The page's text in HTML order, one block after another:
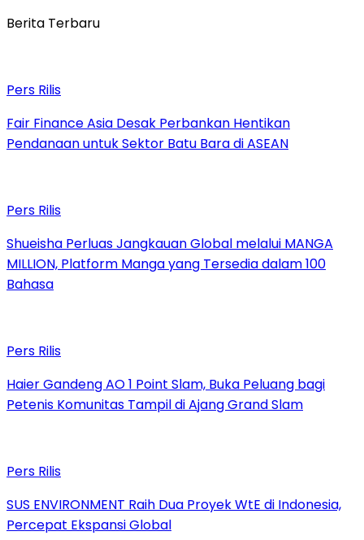
Berita Terbaru
Pers Rilis
Fair Finance Asia Desak Perbankan Hentikan
Pendanaan untuk Sektor Batu Bara di ASEAN
Pers Rilis
Shueisha Perluas Jangkauan Global melalui MANGA
MILLION, Platform Manga yang Tersedia dalam 100
Bahasa
Pers Rilis
Haier Gandeng AO 1 Point Slam, Buka Peluang bagi
Petenis Komunitas Tampil di Ajang Grand Slam
Pers Rilis
SUS ENVIRONMENT Raih Dua Proyek WtE di Indonesia,
Percepat Ekspansi Global